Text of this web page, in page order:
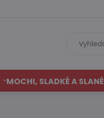
MOCHI, SLADKÉ A SLANÉ